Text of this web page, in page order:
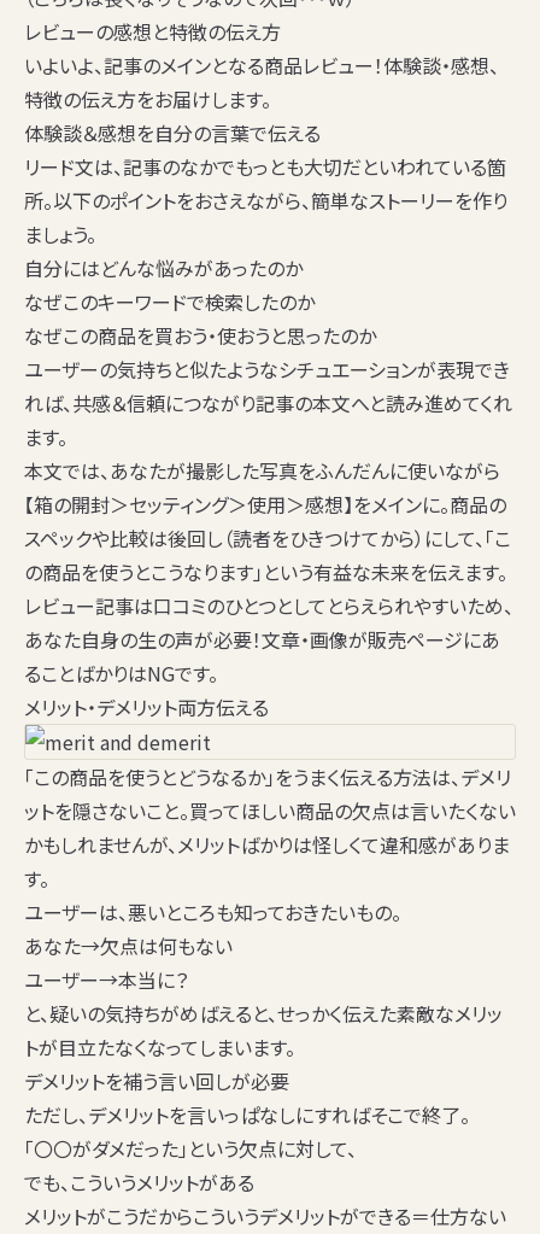
レビューの感想と特徴の伝え方
いよいよ、記事のメインとなる商品レビュー！体験談・感想、
特徴の伝え方をお届けします。
体験談＆感想を自分の言葉で伝える
リード文は、記事のなかでもっとも大切だといわれている箇
所。以下のポイントをおさえながら、簡単なストーリーを作り
ましょう。
自分にはどんな悩みがあったのか
なぜこのキーワードで検索したのか
なぜこの商品を買おう・使おうと思ったのか
ユーザーの気持ちと似たようなシチュエーションが表現でき
れば、共感＆信頼につながり記事の本文へと読み進めてくれ
ます。
本文では、あなたが撮影した写真をふんだんに使いながら
【箱の開封＞セッティング＞使用＞感想】をメインに。商品の
スペックや比較は後回し（読者をひきつけてから）にして、「こ
の商品を使うとこうなります」という有益な未来を伝えます。
レビュー記事は口コミのひとつとしてとらえられやすいため、
あなた自身の生の声が必要！文章・画像が販売ページにあ
ることばかりはNGです。
メリット・デメリット両方伝える
「この商品を使うとどうなるか」をうまく伝える方法は、デメリ
ットを隠さないこと。買ってほしい商品の欠点は言いたくない
かもしれませんが、メリットばかりは怪しくて違和感がありま
す。
ユーザーは、悪いところも知っておきたいもの。
あなた→欠点は何もない
ユーザー→本当に？
と、疑いの気持ちがめばえると、せっかく伝えた素敵なメリッ
トが目立たなくなってしまいます。
デメリットを補う言い回しが必要
ただし、デメリットを言いっぱなしにすればそこで終了。
「〇〇がダメだった」という欠点に対して、
でも、こういうメリットがある
メリットがこうだからこういうデメリットができる＝仕方ない